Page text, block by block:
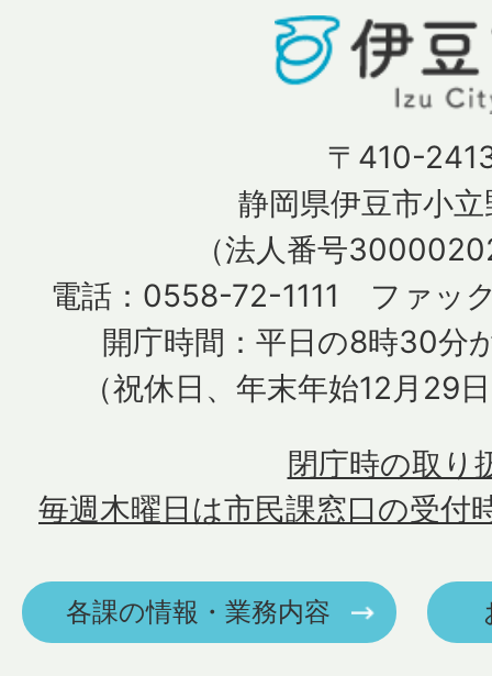
〒410-
静岡県伊豆市小
（法人番号
電話：0558-72-1111 ファッ
開庁時間：平日の8時30分
（祝休日、年末年始12月29
毎週木曜日は市民課窓口の受付
閉庁時の取り
各課の情報・業務内容